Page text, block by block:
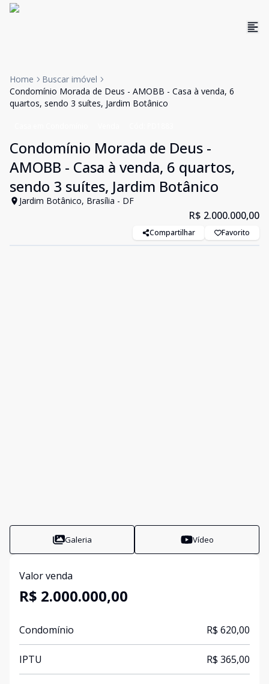
Home
Buscar imóvel
Condomínio Morada de Deus - AMOBB - Casa à venda, 6
quartos, sendo 3 suítes, Jardim Botânico
Condomínio Morada de Deus -
AMOBB - Casa à venda, 6 quartos,
sendo 3 suítes, Jardim Botânico
Jardim Botânico, Brasília - DF
R$ 2.000.000,00
Compartilhar Favorito
Galeria Vídeo
Valor venda
R$ 2.000.000,00
Condomínio R$ 620,00
IPTU R$ 365,00